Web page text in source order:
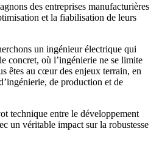
des entreprises manufacturières
et la fiabilisation de leurs
un ingénieur électrique qui
concret, où l’ingénierie ne se limite
êtes au cœur des enjeux terrain, en
de production et de
technique entre le développement
un véritable impact sur la robustesse